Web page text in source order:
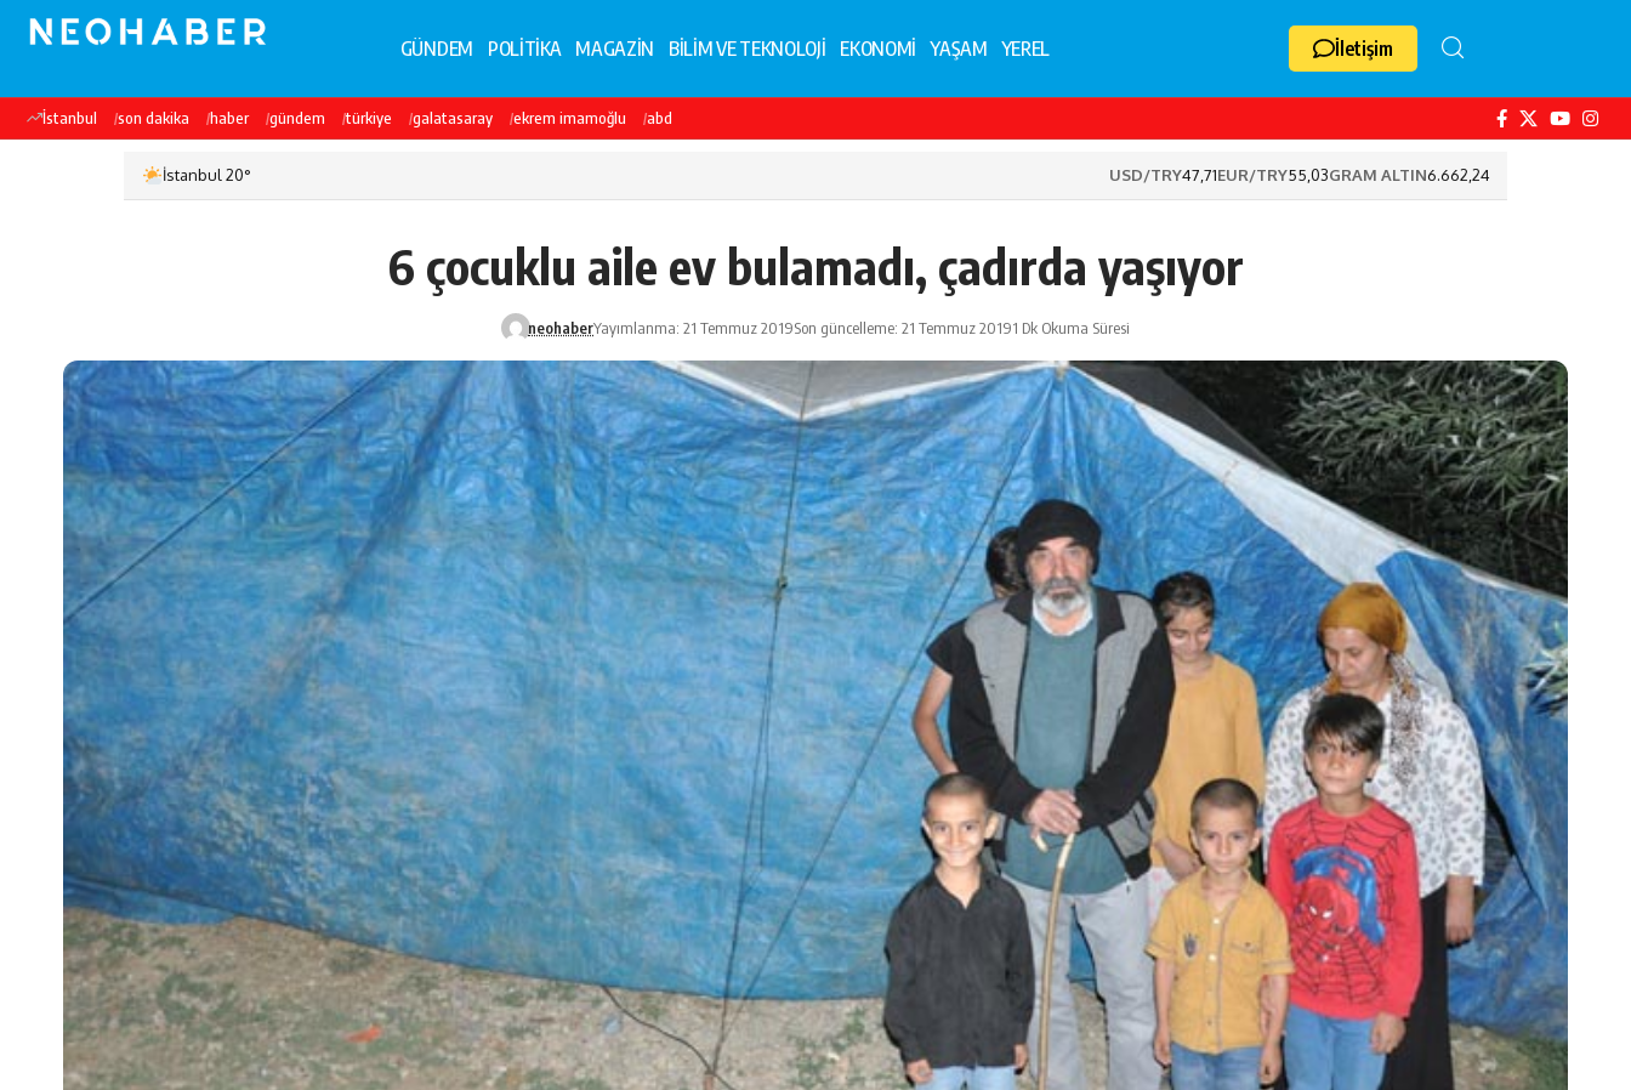
GÜNDEM POLİTİKA MAGAZİN BİLİM VE TEKNOLOJİ EKONOMİ YAŞAM YEREL İletişim
İstanbul son dakika haber gündem türkiye galatasaray ekrem imamoğlu abd
İstanbul 20° USD/TRY47,71EUR/TRY55,03GRAM ALTIN6.662,24
6 çocuklu aile ev bulamadı, çadırda yaşıyor
neohaberYayımlanma: 21 Temmuz 2019Son güncelleme: 21 Temmuz 20191 Dk Okuma Süresi